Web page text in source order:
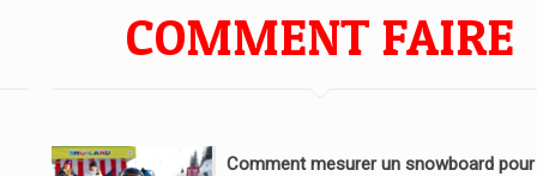
COMMENT FAIRE
Comment mesurer un snowboard pour